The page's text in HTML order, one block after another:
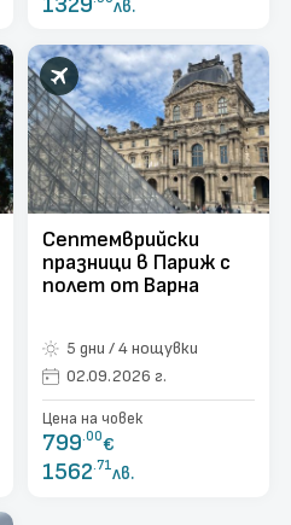
лв.
Септемврийски
празници в Париж с
полет от Варна
5 дни / 4 нощувки
02.09.2026 г.
Цена на човек
799.00€
1562.71лв.